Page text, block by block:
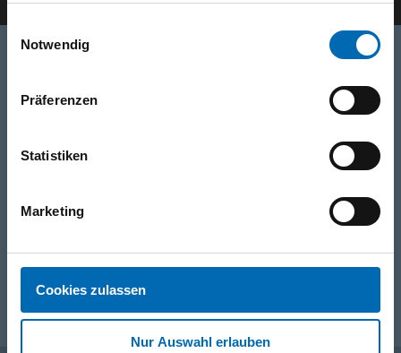
Einwilligungsauswahl
Notwendig
Präferenzen
Statistiken
Marketing
Cookies zulassen
Nur Auswahl erlauben
(Mo - Do: 07:30 - 17:00 Uhr Fr: 07:30 - 13:00 Uhr)
E-Mail